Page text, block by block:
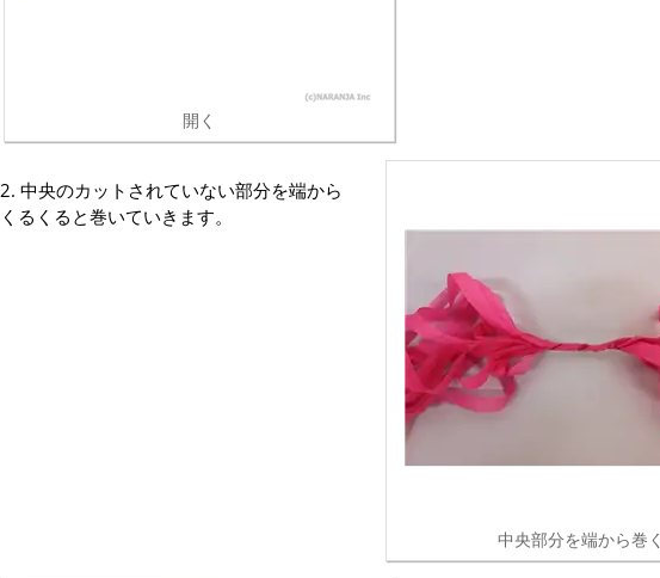
開く
中央部分を端から巻く
2. 中央のカットされていない部分を端から
くるくると巻いていきます。